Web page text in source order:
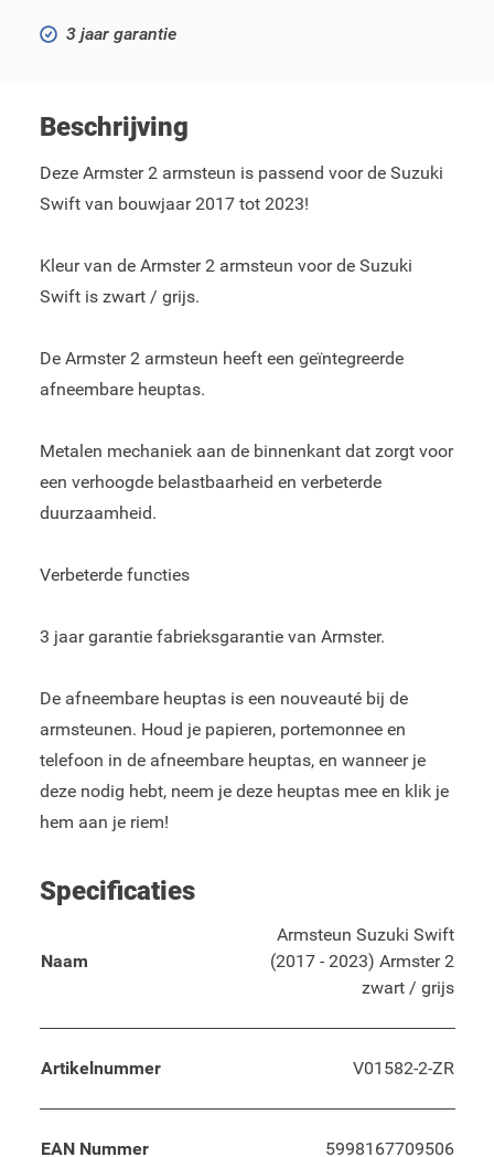
3 jaar garantie
Beschrijving
Deze Armster 2 armsteun is passend voor de Suzuki
Swift van bouwjaar 2017 tot 2023!
Kleur van de Armster 2 armsteun voor de Suzuki
Swift is zwart / grijs.
De Armster 2 armsteun heeft een geïntegreerde
afneembare heuptas.
Metalen mechaniek aan de binnenkant dat zorgt voor
een verhoogde belastbaarheid en verbeterde
duurzaamheid.
Verbeterde functies
3 jaar garantie fabrieksgarantie van Armster.
De afneembare heuptas is een nouveauté bij de
armsteunen. Houd je papieren, portemonnee en
telefoon in de afneembare heuptas, en wanneer je
deze nodig hebt, neem je deze heuptas mee en klik je
hem aan je riem!
Specificaties
Naam
Armsteun Suzuki Swift
(2017 - 2023) Armster 2
zwart / grijs
Artikelnummer V01582-2-ZR
EAN Nummer 5998167709506